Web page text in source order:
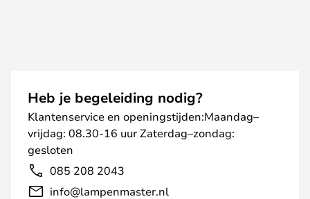
Heb je begeleiding nodig?
Klantenservice en openingstijden:Maandag–
vrijdag: 08.30-16 uur Zaterdag–zondag:
gesloten
085 208 2043
info@lampenmaster.nl